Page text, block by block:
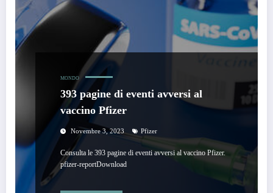
MONDO
393 pagine di eventi avversi al
vaccino Pfizer
Novembre 3, 2023 Pfizer
Consulta le 393 pagine di eventi avversi al vaccino Pfizer.
pfizer-reportDownload